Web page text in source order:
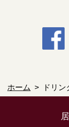
ホーム ドリン